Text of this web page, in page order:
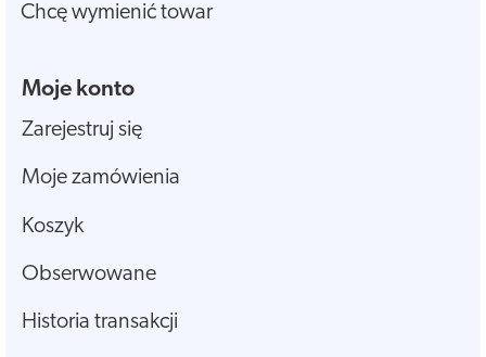
Chcę wymienić towar
Moje konto
Zarejestruj się
Moje zamówienia
Koszyk
Obserwowane
Historia transakcji